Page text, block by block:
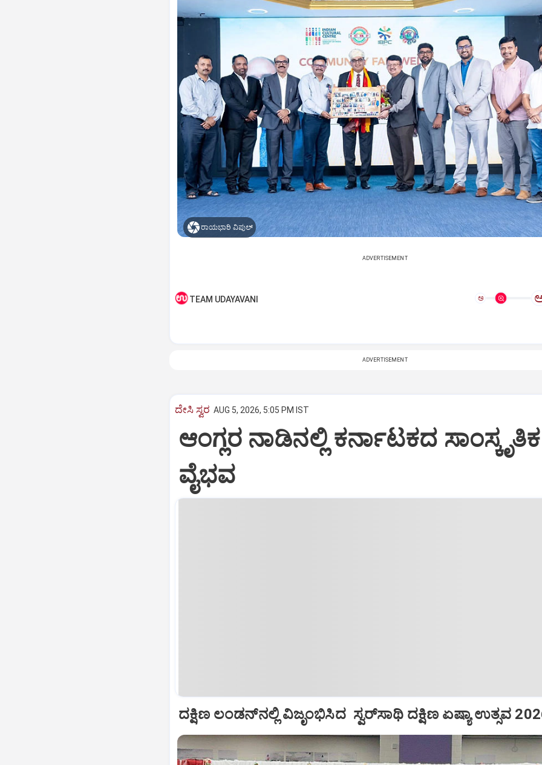
ರಾಯಭಾರಿ ವಿಪುಲ್‌
ADVERTISEMENT
TEAM UDAYAVANI ಅ
ADVERTISEMENT
ದೇಸಿ ಸ್ವರ AUG 5, 2026, 5:05 PM IST
ಆಂಗ್ಲರ ನಾಡಿನಲ್ಲಿ ಕರ್ನಾಟಕದ ಸಾಂಸ್ಕೃತಿಕ‌
ವೈಭವ
ದಕ್ಷಿಣ ಲಂಡನ್‌ನಲ್ಲಿ ವಿಜೃಂಭಿಸಿದ ಸ್ವರ್‌ಸಾಥಿ ದಕ್ಷಿಣ ಏಷ್ಯಾ ಉತ್ಸವ